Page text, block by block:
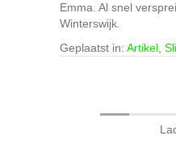
Emma. Al snel
Winterswijk.
Geplaatst in: Artikel,